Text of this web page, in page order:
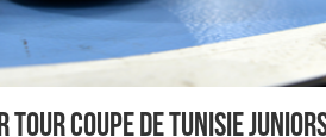
Coupe de Tunisie